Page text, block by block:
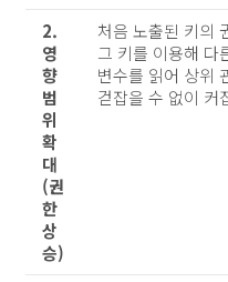
2.
영
향
범
위
확
대
(권
한
상
승)
처음 노출된 키의
그 키를 이용해 다
변수를 읽어 상위
걷잡을 수 없이 커